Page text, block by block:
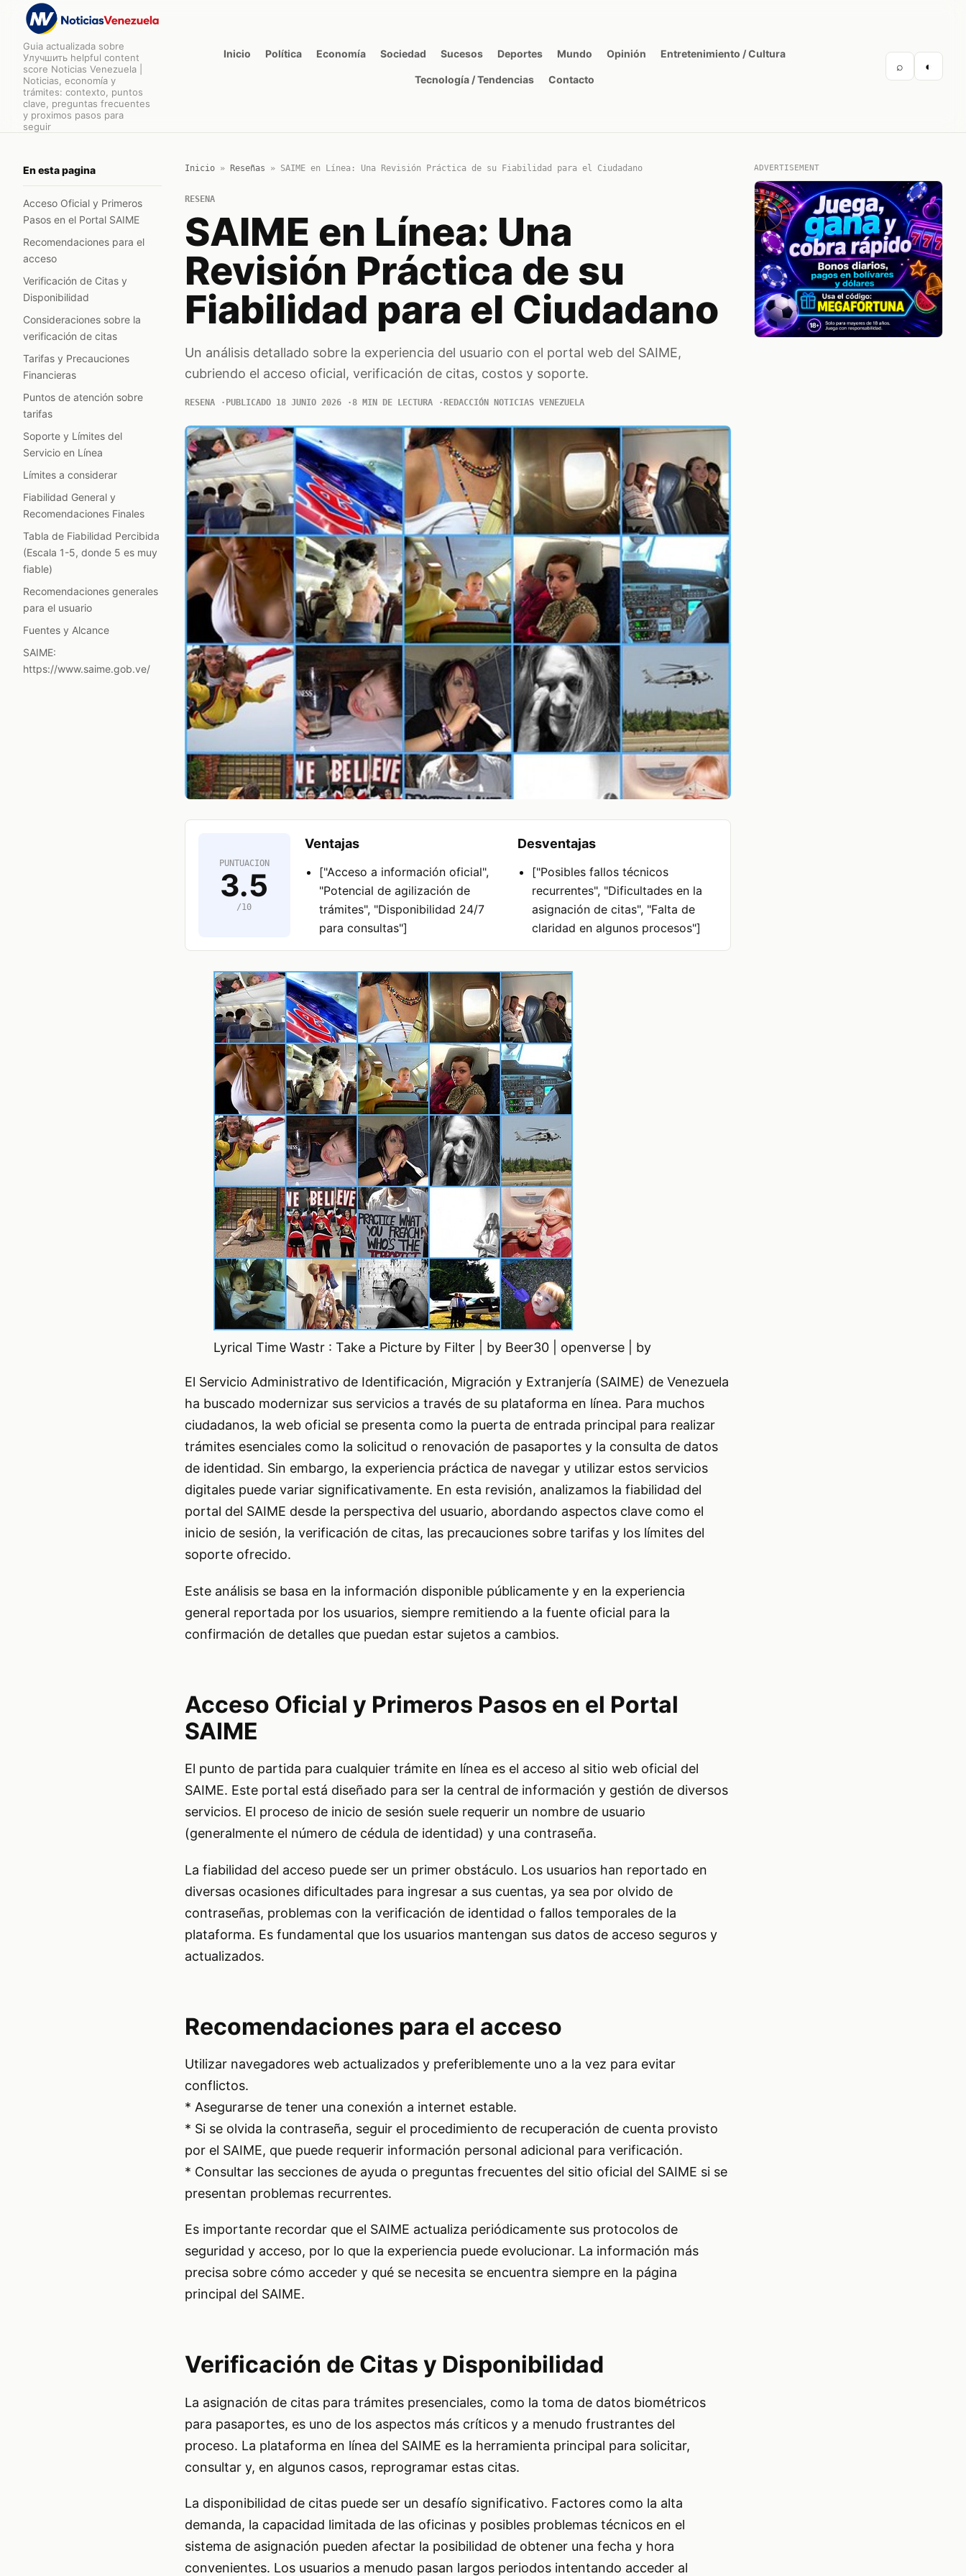
Guia actualizada sobre
Улучшить helpful content
score Noticias Venezuela |
Noticias, economía y
trámites: contexto, puntos
clave, preguntas frecuentes
y proximos pasos para
seguir
Inicio Política Economía Sociedad Sucesos Deportes Mundo Opinión Entretenimiento / Cultura
Tecnología / Tendencias Contacto
⌕ ◐
En esta pagina
Acceso Oficial y Primeros
Pasos en el Portal SAIME
Recomendaciones para el
acceso
Verificación de Citas y
Disponibilidad
Consideraciones sobre la
verificación de citas
Tarifas y Precauciones
Financieras
Puntos de atención sobre
tarifas
Soporte y Límites del
Servicio en Línea
Límites a considerar
Fiabilidad General y
Recomendaciones Finales
Tabla de Fiabilidad Percibida
(Escala 1-5, donde 5 es muy
fiable)
Recomendaciones generales
para el usuario
Fuentes y Alcance
SAIME:
https://www.saime.gob.ve/
Inicio» Reseñas » SAIME en Línea: Una Revisión Práctica de su Fiabilidad para el Ciudadano
RESENA
SAIME en Línea: Una
Revisión Práctica de su
Fiabilidad para el Ciudadano
Un análisis detallado sobre la experiencia del usuario con el portal web del SAIME,
cubriendo el acceso oficial, verificación de citas, costos y soporte.
RESENA PUBLICADO 18 JUNIO 2026 8 MIN DE LECTURA REDACCIÓN NOTICIAS VENEZUELA
PUNTUACION
3.5
/10
Ventajas
["Acceso a información oficial",
"Potencial de agilización de
trámites", "Disponibilidad 24/7
para consultas"]
Desventajas
["Posibles fallos técnicos
recurrentes", "Dificultades en la
asignación de citas", "Falta de
claridad en algunos procesos"]
Lyrical Time Wastr : Take a Picture by Filter | by Beer30 | openverse | by
El Servicio Administrativo de Identificación, Migración y Extranjería (SAIME) de Venezuela
ha buscado modernizar sus servicios a través de su plataforma en línea. Para muchos
ciudadanos, la web oficial se presenta como la puerta de entrada principal para realizar
trámites esenciales como la solicitud o renovación de pasaportes y la consulta de datos
de identidad. Sin embargo, la experiencia práctica de navegar y utilizar estos servicios
digitales puede variar significativamente. En esta revisión, analizamos la fiabilidad del
portal del SAIME desde la perspectiva del usuario, abordando aspectos clave como el
inicio de sesión, la verificación de citas, las precauciones sobre tarifas y los límites del
soporte ofrecido.
Este análisis se basa en la información disponible públicamente y en la experiencia
general reportada por los usuarios, siempre remitiendo a la fuente oficial para la
confirmación de detalles que puedan estar sujetos a cambios.
Acceso Oficial y Primeros Pasos en el Portal
SAIME
El punto de partida para cualquier trámite en línea es el acceso al sitio web oficial del
SAIME. Este portal está diseñado para ser la central de información y gestión de diversos
servicios. El proceso de inicio de sesión suele requerir un nombre de usuario
(generalmente el número de cédula de identidad) y una contraseña.
La fiabilidad del acceso puede ser un primer obstáculo. Los usuarios han reportado en
diversas ocasiones dificultades para ingresar a sus cuentas, ya sea por olvido de
contraseñas, problemas con la verificación de identidad o fallos temporales de la
plataforma. Es fundamental que los usuarios mantengan sus datos de acceso seguros y
actualizados.
Recomendaciones para el acceso
Utilizar navegadores web actualizados y preferiblemente uno a la vez para evitar
conflictos.
* Asegurarse de tener una conexión a internet estable.
* Si se olvida la contraseña, seguir el procedimiento de recuperación de cuenta provisto
por el SAIME, que puede requerir información personal adicional para verificación.
* Consultar las secciones de ayuda o preguntas frecuentes del sitio oficial del SAIME si se
presentan problemas recurrentes.
Es importante recordar que el SAIME actualiza periódicamente sus protocolos de
seguridad y acceso, por lo que la experiencia puede evolucionar. La información más
precisa sobre cómo acceder y qué se necesita se encuentra siempre en la página
principal del SAIME.
Verificación de Citas y Disponibilidad
La asignación de citas para trámites presenciales, como la toma de datos biométricos
para pasaportes, es uno de los aspectos más críticos y a menudo frustrantes del
proceso. La plataforma en línea del SAIME es la herramienta principal para solicitar,
consultar y, en algunos casos, reprogramar estas citas.
La disponibilidad de citas puede ser un desafío significativo. Factores como la alta
demanda, la capacidad limitada de las oficinas y posibles problemas técnicos en el
sistema de asignación pueden afectar la posibilidad de obtener una fecha y hora
convenientes. Los usuarios a menudo pasan largos periodos intentando acceder al
ADVERTISEMENT